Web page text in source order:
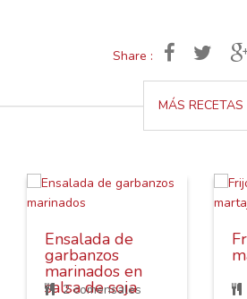
Share :
MÁS RECETAS
Ensalada de
garbanzos
marinados en
salsa de soja
2 comensales